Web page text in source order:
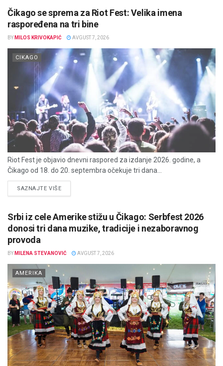
Čikago se sprema za Riot Fest: Velika imena
raspoređena na tri bine
BY MILOS KRIVOKAPIĆ AVGUST 7, 2026
CIKAGO
Riot Fest je objavio dnevni raspored za izdanje 2026. godine, a
Čikago od 18. do 20. septembra očekuje tri dana...
SAZNAJTE VIŠEDETAILS
Srbi iz cele Amerike stižu u Čikago: Serbfest 2026
donosi tri dana muzike, tradicije i nezaboravnog
provoda
BY MILENA STEVANOVIĆ AVGUST 7, 2026
AMERIKA